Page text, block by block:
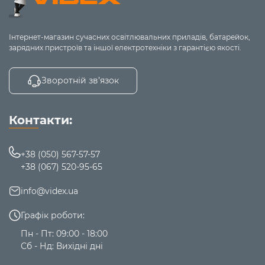
Інтернет-магазин сучасних освітлювальних приладів, батарейок,
зарядних пристроїв та іншої електротехніки з гарантією якості.
Зворотній зв’язок
Контакти:
+38 (050) 567-57-57
+38 (067) 520-95-65
info@videx.ua
Графік роботи:
Пн - Пт: 09:00 - 18:00
Сб - Нд: Вихідні дні